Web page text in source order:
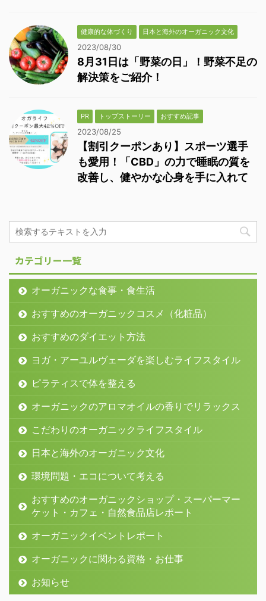
健康的な体づくり 日本と海外のオーガニック文化
2023/08/30
8月31日は「野菜の日」！野菜不足の
解決策をご紹介！
PR トップストーリー おすすめ記事
2023/08/25
【割引クーポンあり】スポーツ選手
も愛用！「CBD」の力で睡眠の質を
改善し、健やかな心身を手に入れて
カテゴリー一覧
オーガニックな食事・食生活
おすすめのオーガニックコスメ（化粧品）
おすすめのダイエット方法
ヨガ・アーユルヴェーダを楽しむライフスタイル
ピラティスで体を整える
オーガニックのアロマオイルの香りでリラックス
こだわりのオーガニックライフスタイル
日本と海外のオーガニック文化
環境問題・エコについて考える
おすすめのオーガニックショップ・スーパーマー
ケット・カフェ・自然食品店レポート
オーガニックイベントレポート
オーガニックに関わる資格・お仕事
お知らせ